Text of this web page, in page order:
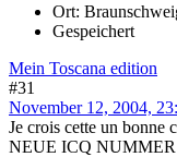
Ort:
Gespeichert
Mein Toscana edition
#31
November 12, 2004,
Je crois cette un bonne
NEUE ICQ NUMMER